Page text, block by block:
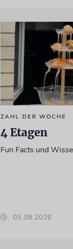
ZAHL DER WOCHE
4 Etagen
Fun Facts und
05.08.2026